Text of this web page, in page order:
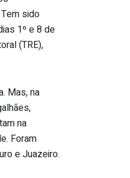
sido
1º e 8 de
(TRE),
Mas, na
na
Foram
e Juazeiro.